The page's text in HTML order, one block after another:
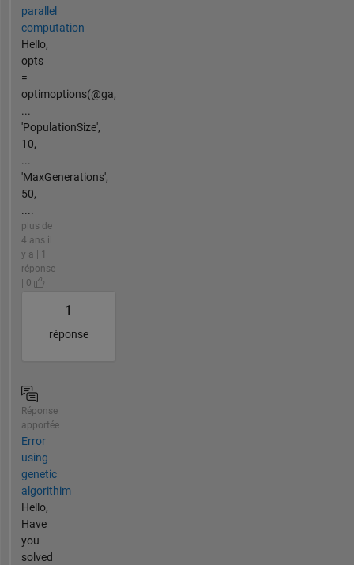
parallel
computation
Hello,
opts
=
optimoptions(@ga,
...
'PopulationSize',
10,
...
'MaxGenerations',
50,
....
plus de
4 ans il
y a | 1
réponse
| 0
1
réponse
Réponse
apportée
Error
using
genetic
algorithim
Hello,
Have
you
solved